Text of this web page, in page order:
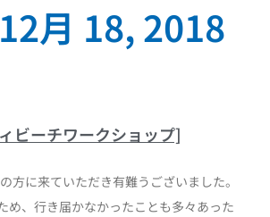
月 18, 2018
ビーチワークショップ]
方に来ていただき有難うございました。
め、行き届かなかったことも多々あった